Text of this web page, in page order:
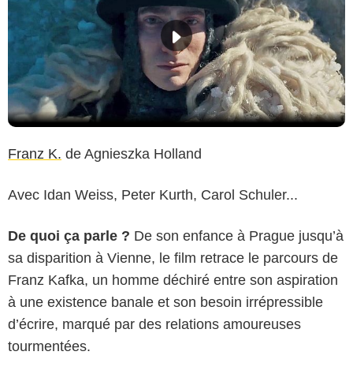
Franz K. de Agnieszka Holland
Avec Idan Weiss, Peter Kurth, Carol Schuler...
De quoi ça parle ? De son enfance à Prague jusqu’à
sa disparition à Vienne, le film retrace le parcours de
Franz Kafka, un homme déchiré entre son aspiration
à une existence banale et son besoin irrépressible
d’écrire, marqué par des relations amoureuses
tourmentées.